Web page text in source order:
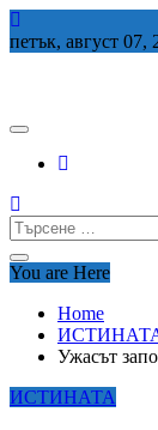
Skip
to
петък, август 07,
Търсене
за:
You are Here
Home
Ужасът
ИСТИНАТА